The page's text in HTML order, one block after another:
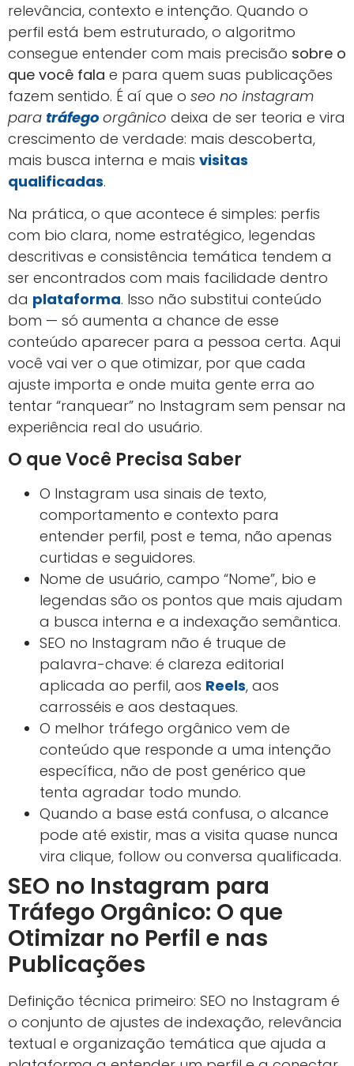
relevância, contexto e intenção. Quando o
perfil está bem estruturado, o algoritmo
consegue entender com mais precisão sobre o
que você fala e para quem suas publicações
fazem sentido. É aí que o seo no instagram
para tráfego orgânico deixa de ser teoria e vira
crescimento de verdade: mais descoberta,
mais busca interna e mais visitas
qualificadas.
Na prática, o que acontece é simples: perfis
com bio clara, nome estratégico, legendas
descritivas e consistência temática tendem a
ser encontrados com mais facilidade dentro
da plataforma. Isso não substitui conteúdo
bom — só aumenta a chance de esse
conteúdo aparecer para a pessoa certa. Aqui
você vai ver o que otimizar, por que cada
ajuste importa e onde muita gente erra ao
tentar “ranquear” no Instagram sem pensar na
experiência real do usuário.
O que Você Precisa Saber
O Instagram usa sinais de texto,
comportamento e contexto para
entender perfil, post e tema, não apenas
curtidas e seguidores.
Nome de usuário, campo “Nome”, bio e
legendas são os pontos que mais ajudam
a busca interna e a indexação semântica.
SEO no Instagram não é truque de
palavra-chave: é clareza editorial
aplicada ao perfil, aos Reels, aos
carrosséis e aos destaques.
O melhor tráfego orgânico vem de
conteúdo que responde a uma intenção
específica, não de post genérico que
tenta agradar todo mundo.
Quando a base está confusa, o alcance
pode até existir, mas a visita quase nunca
vira clique, follow ou conversa qualificada.
SEO no Instagram para
Tráfego Orgânico: O que
Otimizar no Perfil e nas
Publicações
Definição técnica primeiro: SEO no Instagram é
o conjunto de ajustes de indexação, relevância
textual e organização temática que ajuda a